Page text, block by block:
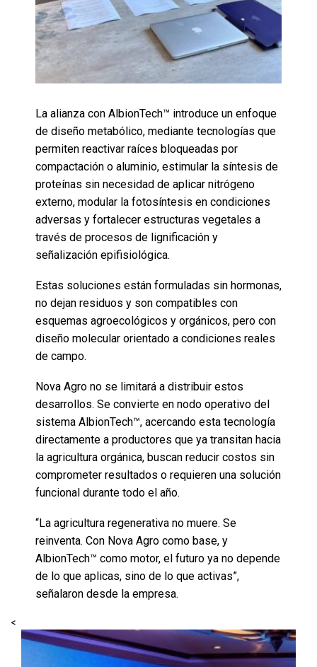
La alianza con AlbionTech™ introduce un enfoque
de diseño metabólico, mediante tecnologías que
permiten reactivar raíces bloqueadas por
compactación o aluminio, estimular la síntesis de
proteínas sin necesidad de aplicar nitrógeno
externo, modular la fotosíntesis en condiciones
adversas y fortalecer estructuras vegetales a
través de procesos de lignificación y
señalización epifisiológica.
Estas soluciones están formuladas sin hormonas,
no dejan residuos y son compatibles con
esquemas agroecológicos y orgánicos, pero con
diseño molecular orientado a condiciones reales
de campo.
Nova Agro no se limitará a distribuir estos
desarrollos. Se convierte en nodo operativo del
sistema AlbionTech™, acercando esta tecnología
directamente a productores que ya transitan hacia
la agricultura orgánica, buscan reducir costos sin
comprometer resultados o requieren una solución
funcional durante todo el año.
“La agricultura regenerativa no muere. Se
reinventa. Con Nova Agro como base, y
AlbionTech™ como motor, el futuro ya no depende
de lo que aplicas, sino de lo que activas”,
señalaron desde la empresa.
<